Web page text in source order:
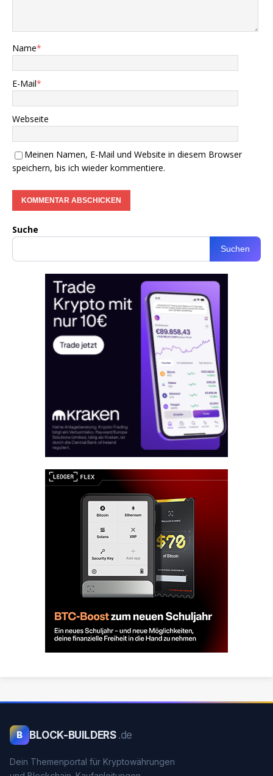
Name*
E-Mail*
Webseite
Meinen Namen, E-Mail und Website in diesem Browser
speichern, bis ich wieder kommentiere.
Suche
Suchen
B BLOCK-BUILDERS .de
Dein Themenportal für Kryptowährungen